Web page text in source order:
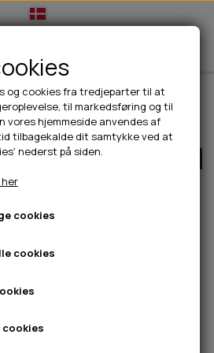
TIL HUND
VANDSKÅLE
CHICOPEE
HALSBÅND
& SNACKS
🎾 LEGETØJ
ØJE, POTER & NÆSE
& KOMFORT
HUNDEEJER
TERMOFLASKER
OG VANTER
SALES
TIL KAT
TILBUD
NYHEDER
hygiejne Tænder, øre, øje, poter & næse
og cookies fra tredjeparter til at
til markedsføring og til
vores hjemmeside anvendes af
tilbagekalde dit samtykke ved at
nederst på siden.
cookies
cookies
cookies